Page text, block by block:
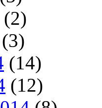
(2)
(3)
(14)
(12)